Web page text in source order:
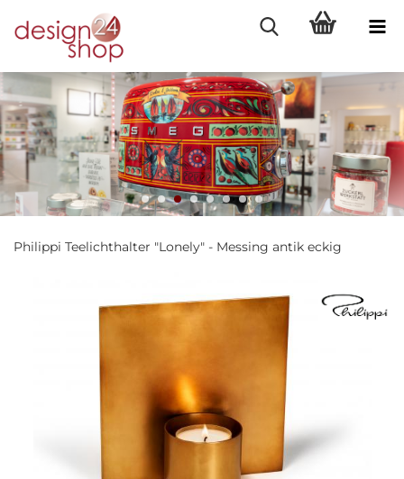
Philippi Teelichthalter "Lonely" - Messing antik eckig